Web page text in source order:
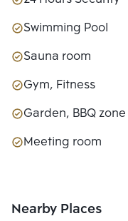
Swimming Pool
Sauna room
Gym, Fitness
Garden, BBQ zone
Meeting room
Nearby Places